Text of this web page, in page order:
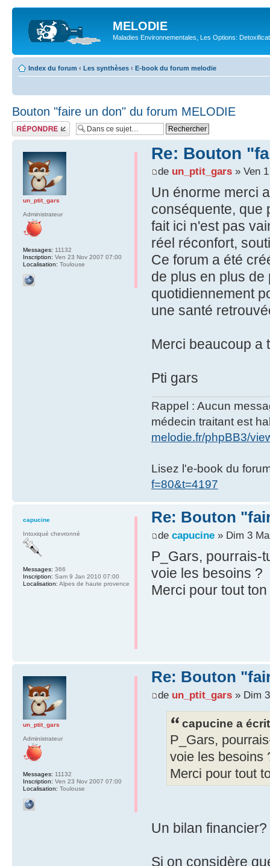
MELODIE
Maladies Environnementales, Les Options:
Index du forum ‹ Les synthèses ‹ E-book du forum melodie
Bouton "faire un don" du forum MELODIE
Répondre
Re: Bouton
de un_ptit_gars» Ven 1
Un énorme merci
conséquente, que
fait ici n'est pas
réel réconfort,
Ce forum a été
de plus en plus
quotidiennement
une santé
Merci beaucoup a
Pti gars
Rappel : Aucun
médecin traitant est
melodie.fr/phpBB3/
Lisez l'e-book du
f=80&t=4197
un_ptit_gars
Administrateur
Messages: 11132
Inscription: Ven 23 Nov 2007 07:00
Localisation: Toulouse
Re: Bouton
de capucine» Dim 3
P_Gars, pourrais-
voie les besoins ?
Merci pour tout
capucine
Intoxiqué chevronné
Messages: 366
Inscription: Sam 9 Jan 2010 07:00
Localisation: Alpes de haute provence
Re: Bouton
de un_ptit_gars» Dim
capucine a
P_Gars,
voie les besoins
Merci pour tout
Un bilan financier?
Si on considère
un_ptit_gars
Administrateur
Messages: 11132
Inscription: Ven 23 Nov 2007 07:00
Localisation: Toulouse